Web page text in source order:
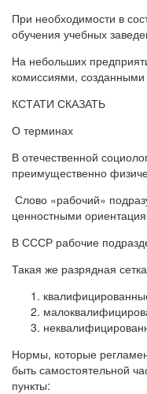
При необходимости в
обучения учебных
На небольших
комиссиями,
КСТАТИ СКАЗАТЬ
О терминах
В отечественной
преимущественно
Слово «рабочий»
ценностными
В СССР рабочие
Такая же разрядная
Нормы, которые
быть самостоятельной
пункты: